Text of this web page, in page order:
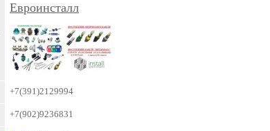
Евроинсталл
+7(391)2129994
+7(902)9236831